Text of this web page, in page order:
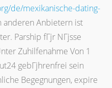
de/mexikanische-dating-
anderen Anbietern ist
Parship fГјr NГјsse
Zuhilfenahme Von 1
gebГјhrenfrei sein
Begegnungen, expire